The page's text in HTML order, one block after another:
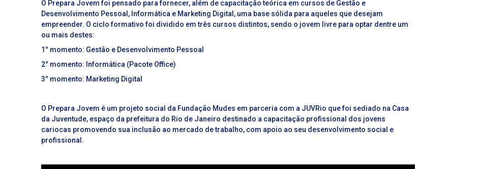
O Prepara Jovem foi pensado para fornecer, além de capacitação teórica em cursos de Gestão e
Desenvolvimento Pessoal, Informática e Marketing Digital, uma base sólida para aqueles que desejam
empreender. O ciclo formativo foi dividido em três cursos distintos, sendo o jovem livre para optar dentre um
ou mais destes:
1° momento: Gestão e Desenvolvimento Pessoal
2° momento: Informática (Pacote Office)
3° momento: Marketing Digital
O Prepara Jovem é um projeto social da Fundação Mudes em parceria com a JUVRio que foi sediado na Casa
da Juventude, espaço da prefeitura do Rio de Janeiro destinado a capacitação profissional dos jovens
cariocas promovendo sua inclusão ao mercado de trabalho, com apoio ao seu desenvolvimento social e
profissional.